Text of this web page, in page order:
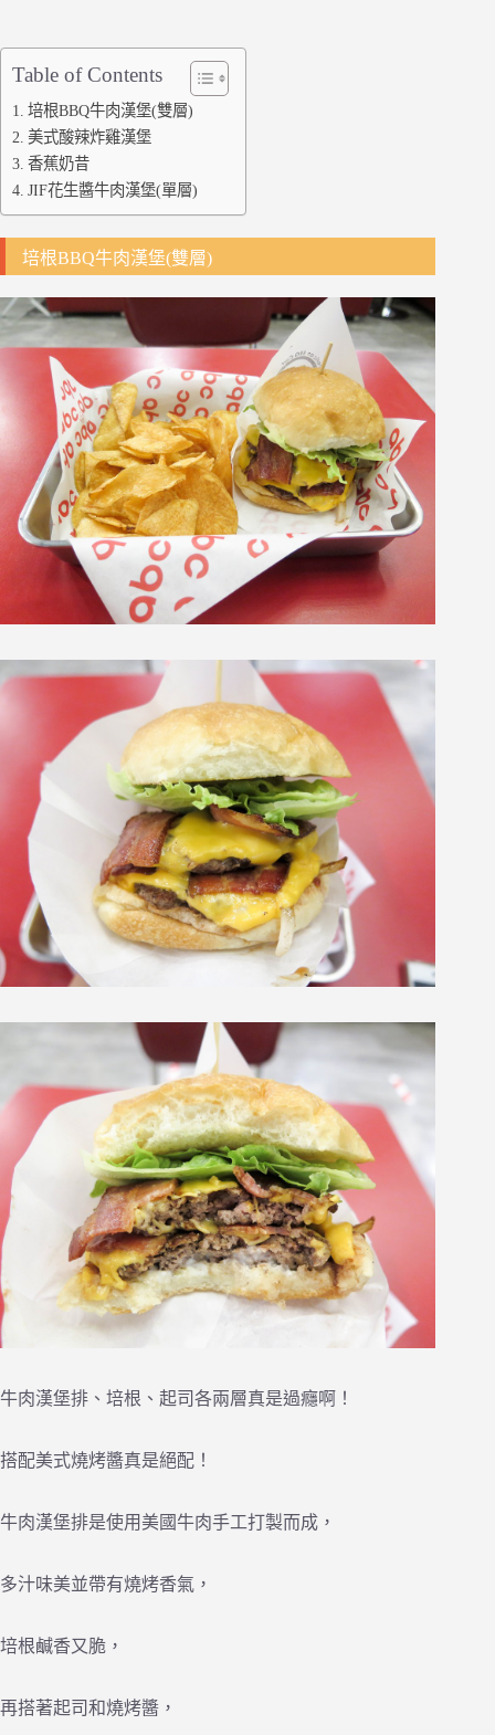
Table of Contents
培根BBQ牛肉漢堡(雙層)
美式酸辣炸雞漢堡
香蕉奶昔
JIF花生醬牛肉漢堡(單層)
培根BBQ牛肉漢堡(雙層)
牛肉漢堡排、培根、起司各兩層真是過癮啊！
搭配美式燒烤醬真是絕配！
牛肉漢堡排是使用美國牛肉手工打製而成，
多汁味美並帶有燒烤香氣，
培根鹹香又脆，
再搭著起司和燒烤醬，